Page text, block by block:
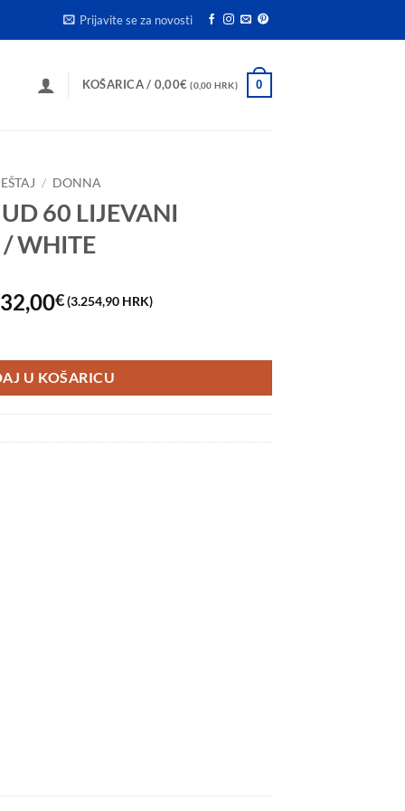
Prijavite se za novosti
KOŠARICA / 0,00€(0,00 HRK) 0
/ DONNA
60 LIJEVANI
WHITE
€(3.254,90 HRK)Trenutna
432,00€
HRK).
U KOŠARICU